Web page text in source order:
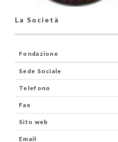
La Società
Fondazione
Sede Sociale
Telefono
Fax
Sito web
Email